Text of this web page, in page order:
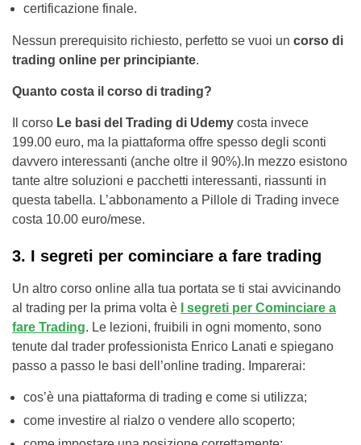
certificazione finale.
Nessun prerequisito richiesto, perfetto se vuoi un corso di
trading online per principiante.
Quanto costa il corso di trading?
Il corso Le basi del Trading di Udemy costa invece
199.00 euro, ma la piattaforma offre spesso degli sconti
davvero interessanti (anche oltre il 90%).In mezzo esistono
tante altre soluzioni e pacchetti interessanti, riassunti in
questa tabella. L’abbonamento a Pillole di Trading invece
costa 10.00 euro/mese.
3. I segreti per cominciare a fare trading
Un altro corso online alla tua portata se ti stai avvicinando
al trading per la prima volta è
I segreti per Cominciare a
fare Trading. Le lezioni, fruibili in ogni momento, sono
tenute dal trader professionista Enrico Lanati e spiegano
passo a passo le basi dell’online trading. Imparerai:
cos’è una piattaforma di trading e come si utilizza;
come investire al rialzo o vendere allo scoperto;